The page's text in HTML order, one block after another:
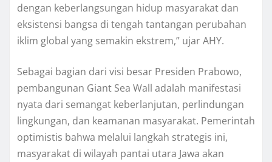
dengan keberlangsungan hidup masyarakat dan
eksistensi bangsa di tengah tantangan perubahan
iklim global yang semakin ekstrem,” ujar AHY.
Sebagai bagian dari visi besar Presiden Prabowo,
pembangunan Giant Sea Wall adalah manifestasi
nyata dari semangat keberlanjutan, perlindungan
lingkungan, dan keamanan masyarakat. Pemerintah
optimistis bahwa melalui langkah strategis ini,
masyarakat di wilayah pantai utara Jawa akan